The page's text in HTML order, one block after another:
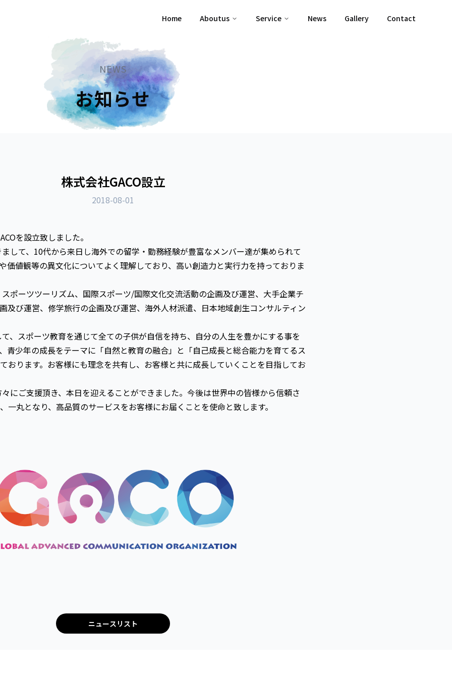
Home Aboutus Service News Gallery Contact
NEWS
お知らせ
株式会社GACO設立
2018-08-01
を設立致しました。
て、10代から来日し海外での留学・勤務経験が豊富なメンバー達が集められて
価値観等の異文化についてよく理解しており、高い創造力と実行力を持っておりま
ーツツーリズム、国際スポーツ/国際文化交流活動の企画及び運営、大手企業チ
及び運営、修学旅行の企画及び運営、海外人材派遣、日本地域創生コンサルティン
スポーツ教育を通じて全ての子供が自信を持ち、自分の人生を豊かにする事を
青少年の成長をテーマに「自然と教育の融合」と「自己成長と総合能力を育てるス
おります。お客様にも理念を共有し、お客様と共に成長していくことを目指してお
ご支援頂き、本日を迎えることができました。今後は世界中の皆様から信頼さ
一丸となり、高品質のサービスをお客様にお届くことを使命と致します。
ニュースリスト